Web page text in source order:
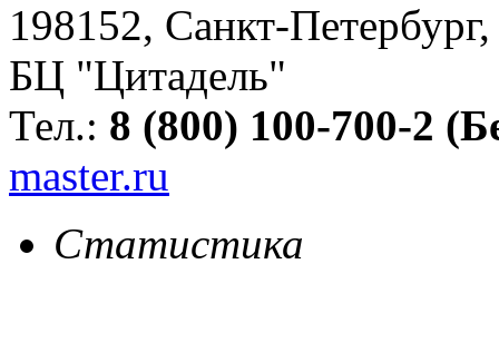
198152, Санкт-Петербург
БЦ "Цитадель"
Тел.: 8 (800) 100-700-2
master.ru
Статистика